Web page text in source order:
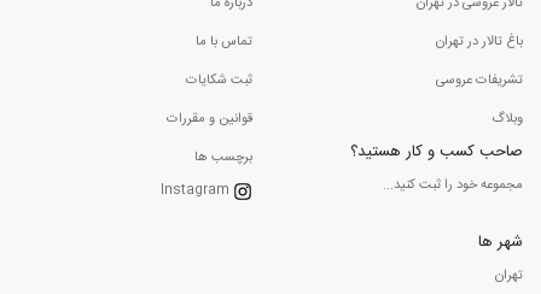
باغ تالار در تهران
تشریفات عروسی
وبلاگ
صاحب کسب و کار هستید؟
مجموعه خود را ثبت کنید...
تماس با ما
ثبت شکایات
قوانین و مقررات
برچسب ها
Instagram
شهر ها
تهران